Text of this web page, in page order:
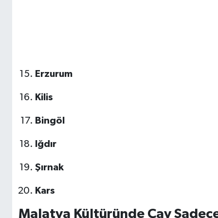
Erzurum
Kilis
Bingöl
Iğdır
Şırnak
Kars
Malatya Kültüründe Çay